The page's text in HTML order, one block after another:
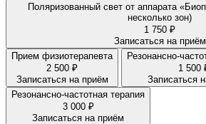
Поляризованный свет от аппарата
несколько зон)
1 750 ₽
Записаться на приём
Прием физиотерапевта
2 500 ₽
Записаться на приём
Резонансно-
1 500
Записаться
Резонансно-частотная терапия
3 000 ₽
Записаться на приём